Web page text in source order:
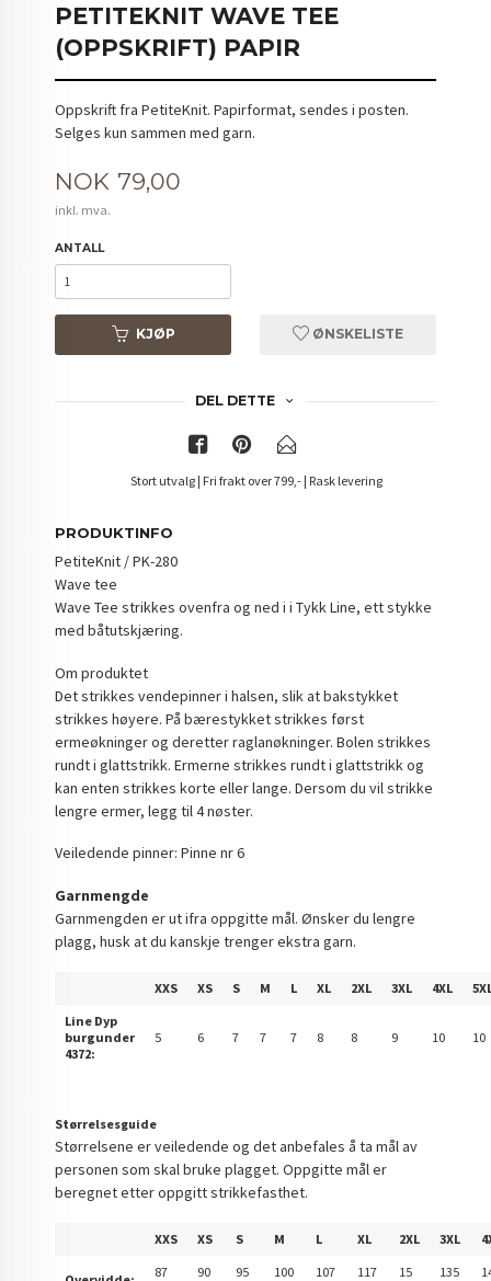
PETITEKNIT WAVE TEE
(OPPSKRIFT) PAPIR
Oppskrift fra PetiteKnit. Papirformat, sendes i posten.
Selges kun sammen med garn.
Pris
NOK 79,00
inkl. mva.
ANTALL
KJØP ØNSKELISTE
DEL DETTE
Stort utvalg | Fri frakt over 799,- | Rask levering
PRODUKTINFO
PetiteKnit / PK-280
Wave tee
Wave Tee strikkes ovenfra og ned i i Tykk Line, ett stykke
med båtutskjæring.
Om produktet
Det strikkes vendepinner i halsen, slik at bakstykket
strikkes høyere. På bærestykket strikkes først
ermeøkninger og deretter raglanøkninger. Bolen strikkes
rundt i glattstrikk. Ermerne strikkes rundt i glattstrikk og
kan enten strikkes korte eller lange. Dersom du vil strikke
lengre ermer, legg til 4 nøster.
Veiledende pinner: Pinne nr 6
Garnmengde
Garnmengden er ut ifra oppgitte mål. Ønsker du lengre
plagg, husk at du kanskje trenger ekstra garn.
XXS XS S M L XL 2XL 3XL 4XL
Line Dyp
burgunder
4372:
5 6 7 7 7 8 8 9 10 10
Størrelsesguide
Størrelsene er veiledende og det anbefales å ta mål av
personen som skal bruke plagget. Oppgitte mål er
beregnet etter oppgitt strikkefasthet.
XXS XS S M L XL 2XL 3XL
87
90
95
100
107
117
15
135